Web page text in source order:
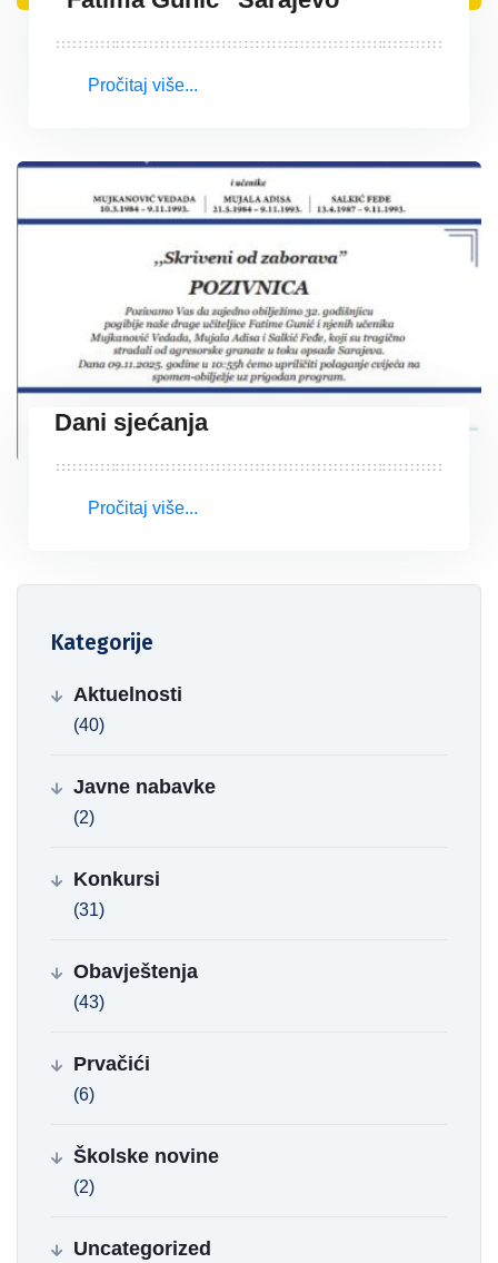
Pročitaj više...
Dani sjećanja
Pročitaj više...
Kategorije
Aktuelnosti
(40)
Javne nabavke
(2)
Konkursi
(31)
Obavještenja
(43)
Prvačići
(6)
Školske novine
(2)
Uncategorized